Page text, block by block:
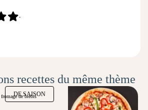
-
recettes du même thème
DE SAISON
de brebis